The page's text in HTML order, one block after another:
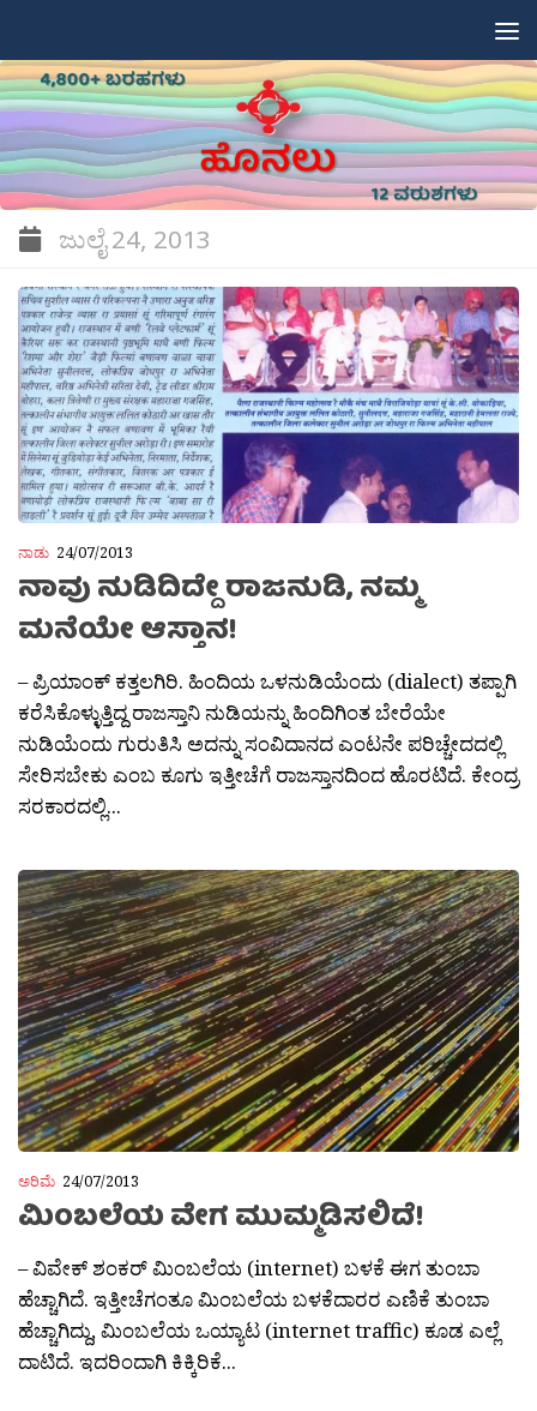
ಜುಲೈ 24, 2013
ನಾಡು 24/07/2013
ನಾವು ನುಡಿದಿದ್ದೇ ರಾಜನುಡಿ, ನಮ್ಮ
ಮನೆಯೇ ಆಸ್ತಾನ!
– ಪ್ರಿಯಾಂಕ್ ಕತ್ತಲಗಿರಿ. ಹಿಂದಿಯ ಒಳನುಡಿಯೆಂದು (dialect) ತಪ್ಪಾಗಿ
ಕರೆಸಿಕೊಳ್ಳುತ್ತಿದ್ದ ರಾಜಸ್ತಾನಿ ನುಡಿಯನ್ನು ಹಿಂದಿಗಿಂತ ಬೇರೆಯೇ
ನುಡಿಯೆಂದು ಗುರುತಿಸಿ ಅದನ್ನು ಸಂವಿದಾನದ ಎಂಟನೇ ಪರಿಚ್ಚೇದದಲ್ಲಿ
ಸೇರಿಸಬೇಕು ಎಂಬ ಕೂಗು ಇತ್ತೀಚೆಗೆ ರಾಜಸ್ತಾನದಿಂದ ಹೊರಟಿದೆ. ಕೇಂದ್ರ
ಸರಕಾರದಲ್ಲಿ...
ಅರಿಮೆ 24/07/2013
ಮಿಂಬಲೆಯ ವೇಗ ಮುಮ್ಮಡಿಸಲಿದೆ!
– ವಿವೇಕ್ ಶಂಕರ್ ಮಿಂಬಲೆಯ (internet) ಬಳಕೆ ಈಗ ತುಂಬಾ
ಹೆಚ್ಚಾಗಿದೆ. ಇತ್ತೀಚೆಗಂತೂ ಮಿಂಬಲೆಯ ಬಳಕೆದಾರರ ಎಣಿಕೆ ತುಂಬಾ
ಹೆಚ್ಚಾಗಿದ್ದು, ಮಿಂಬಲೆಯ ಒಯ್ಯಾಟ (internet traffic) ಕೂಡ ಎಲ್ಲೆ
ದಾಟಿದೆ. ಇದರಿಂದಾಗಿ ಕಿಕ್ಕಿರಿಕೆ...